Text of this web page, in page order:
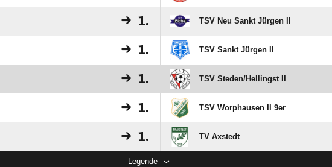
1. TSV Neu Sankt Jürgen II
1. TSV Sankt Jürgen II
1. TSV Steden/​Hellingst II
1. TSV Worphausen II 9er
1. TV Axstedt
Legende